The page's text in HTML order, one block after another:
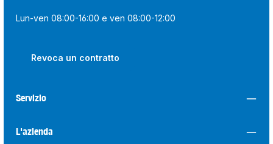
Lun-ven 08:00-16:00 e ven 08:00-12:00
Revoca un contratto
Servizio
L'azienda